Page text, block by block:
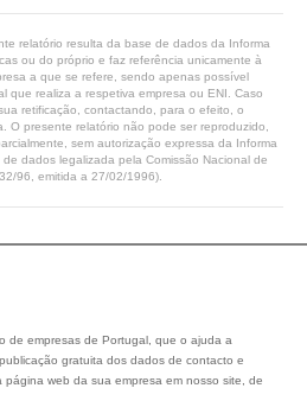
relatório resulta da base de dados da Informa
ou do próprio e faz referência unicamente à
a que se refere, sendo apenas possível
que realiza a respetiva empresa ou ENI. Caso
retificação, contactando, para o efeito, o
O presente relatório não pode ser reproduzido,
sem autorização expressa da Informa
dados legalizada pela Comissão Nacional de
96, emitida a 27/02/1996).
de empresas de Portugal, que o ajuda a
gratuita dos dados de contacto e
web da sua empresa em nosso site, de